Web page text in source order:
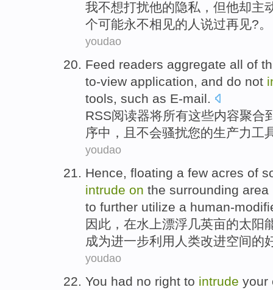
我不想打扰他的隐私 ， 但他却主
个可能永不相见的人 说过再见?。
youdao
Feed readers aggregate all of
to-view application, and do not
tools, such as E-mail.
RSS阅读器将所有这些内容聚合
序中， 且 不会骚扰您的生产力工
youdao
Hence, floating a few acres of
intrude on the surrounding area
to further utilize a human-
因此 ， 在水上漂浮几英亩的太阳
成为进一步利用 人类改进空间的
youdao
You had no right to intrude your